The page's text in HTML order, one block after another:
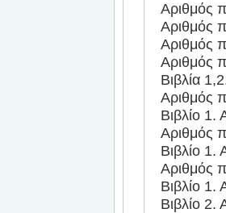
Αριθμός
Αριθμός
Αριθμός
Αριθμός
Βιβλία
Αριθμός
Βιβλίο
Αριθμός
Βιβλίο
Αριθμός
Βιβλίο
Βιβλίο